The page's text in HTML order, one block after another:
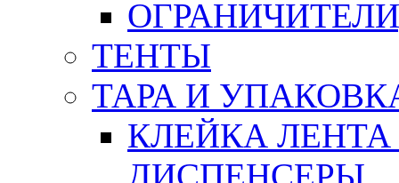
ТЕНТЫ
ТАРА И
КЛЕЙКА